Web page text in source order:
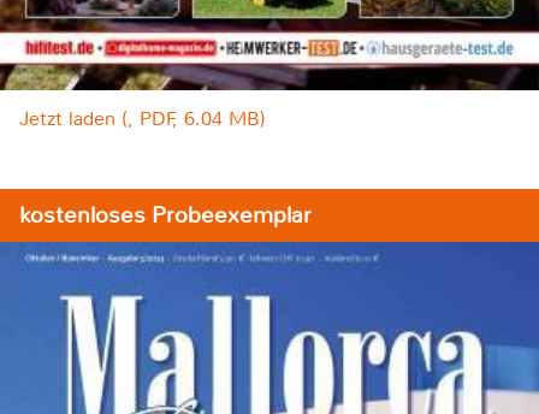
Jetzt laden (, PDF, 6.04 MB)
kostenloses Probeexemplar